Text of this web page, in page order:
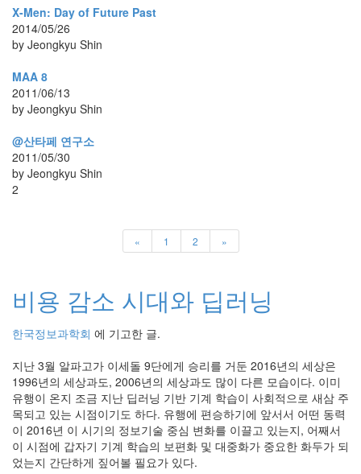
X-Men: Day of Future Past
2014/05/26
by Jeongkyu Shin
MAA 8
2011/06/13
by Jeongkyu Shin
@산타페 연구소
2011/05/30
by Jeongkyu Shin
2
« 1 2 »
비용 감소 시대와 딥러닝
한국정보과학회 에 기고한 글.
지난 3월 알파고가 이세돌 9단에게 승리를 거둔 2016년의 세상은
1996년의 세상과도, 2006년의 세상과도 많이 다른 모습이다. 이미
유행이 온지 조금 지난 딥러닝 기반 기계 학습이 사회적으로 새삼 주
목되고 있는 시점이기도 하다. 유행에 편승하기에 앞서서 어떤 동력
이 2016년 이 시기의 정보기술 중심 변화를 이끌고 있는지, 어째서
이 시점에 갑자기 기계 학습의 보편화 및 대중화가 중요한 화두가 되
었는지 간단하게 짚어볼 필요가 있다.
기
계
학
치
해
석
딥
러
닝
모
세
앱
감
픽